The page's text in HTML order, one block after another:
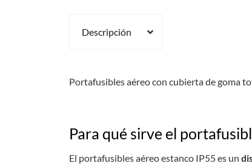
Descripción
Portafusibles aéreo con cubierta de goma
Para qué sirve el
El portafusibles aéreo estanco IP55 es un